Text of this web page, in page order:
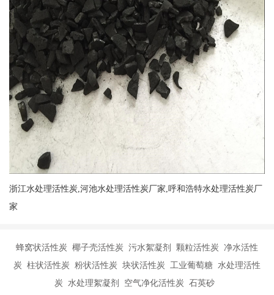
浙江水处理活性炭,河池水处理活性炭厂家,呼和浩特水处理活性炭厂
家
蜂窝状活性炭 椰子壳活性炭 污水絮凝剂 颗粒活性炭 净水活性
炭 柱状活性炭 粉状活性炭 块状活性炭 工业葡萄糖 水处理活性
炭 水处理絮凝剂 空气净化活性炭 石英砂